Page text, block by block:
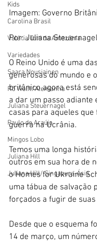
Kids
Carolina Brasil
Valéria Totti da Amazônia
Variedades
Saara Nousiainen
Rô Wolfl/Alemanha
Juliana Steuernagel
Paulo de Araújo
Mingos Lobo
Juliana Hill
Juliana Hill/ Singapura-Ásia
Imagem: Governo
Por: Juliana
O Reino Unido é uma
generosas do mundo e
britânico agora está
a dar um passo adiante
casas para aqueles que
guerra na Ucrânia.
Temos uma longa
outros em sua hora de
o Homes for Ukraine
uma tábua de salvação
forçados a fugir de suas
Desde que o esquema
14 de março, um